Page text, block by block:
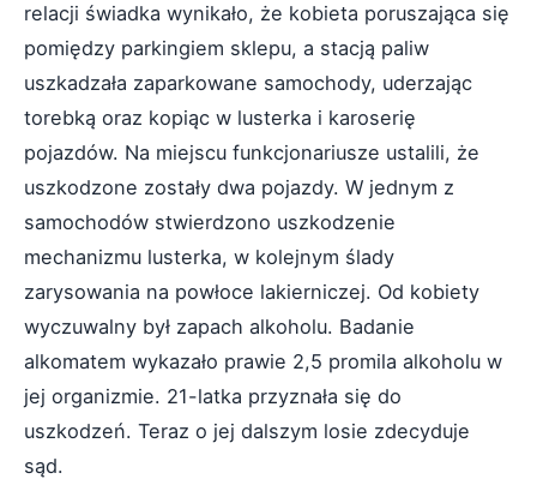
relacji świadka wynikało, że kobieta poruszająca się
pomiędzy parkingiem sklepu, a stacją paliw
uszkadzała zaparkowane samochody, uderzając
torebką oraz kopiąc w lusterka i karoserię
pojazdów. Na miejscu funkcjonariusze ustalili, że
uszkodzone zostały dwa pojazdy. W jednym z
samochodów stwierdzono uszkodzenie
mechanizmu lusterka, w kolejnym ślady
zarysowania na powłoce lakierniczej. Od kobiety
wyczuwalny był zapach alkoholu. Badanie
alkomatem wykazało prawie 2,5 promila alkoholu w
jej organizmie. 21-latka przyznała się do
uszkodzeń. Teraz o jej dalszym losie zdecyduje
sąd.